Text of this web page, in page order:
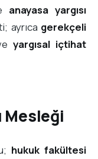
anayasa yargısı
ayrıca gerekçeli
yargısal içtihat
Mesleği
hukuk fakültesi